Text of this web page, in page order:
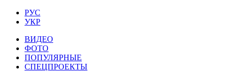
РУС
УКР
ВИДЕО
ФОТО
ПОПУЛЯРНЫЕ
СПЕЦПРОЕКТЫ